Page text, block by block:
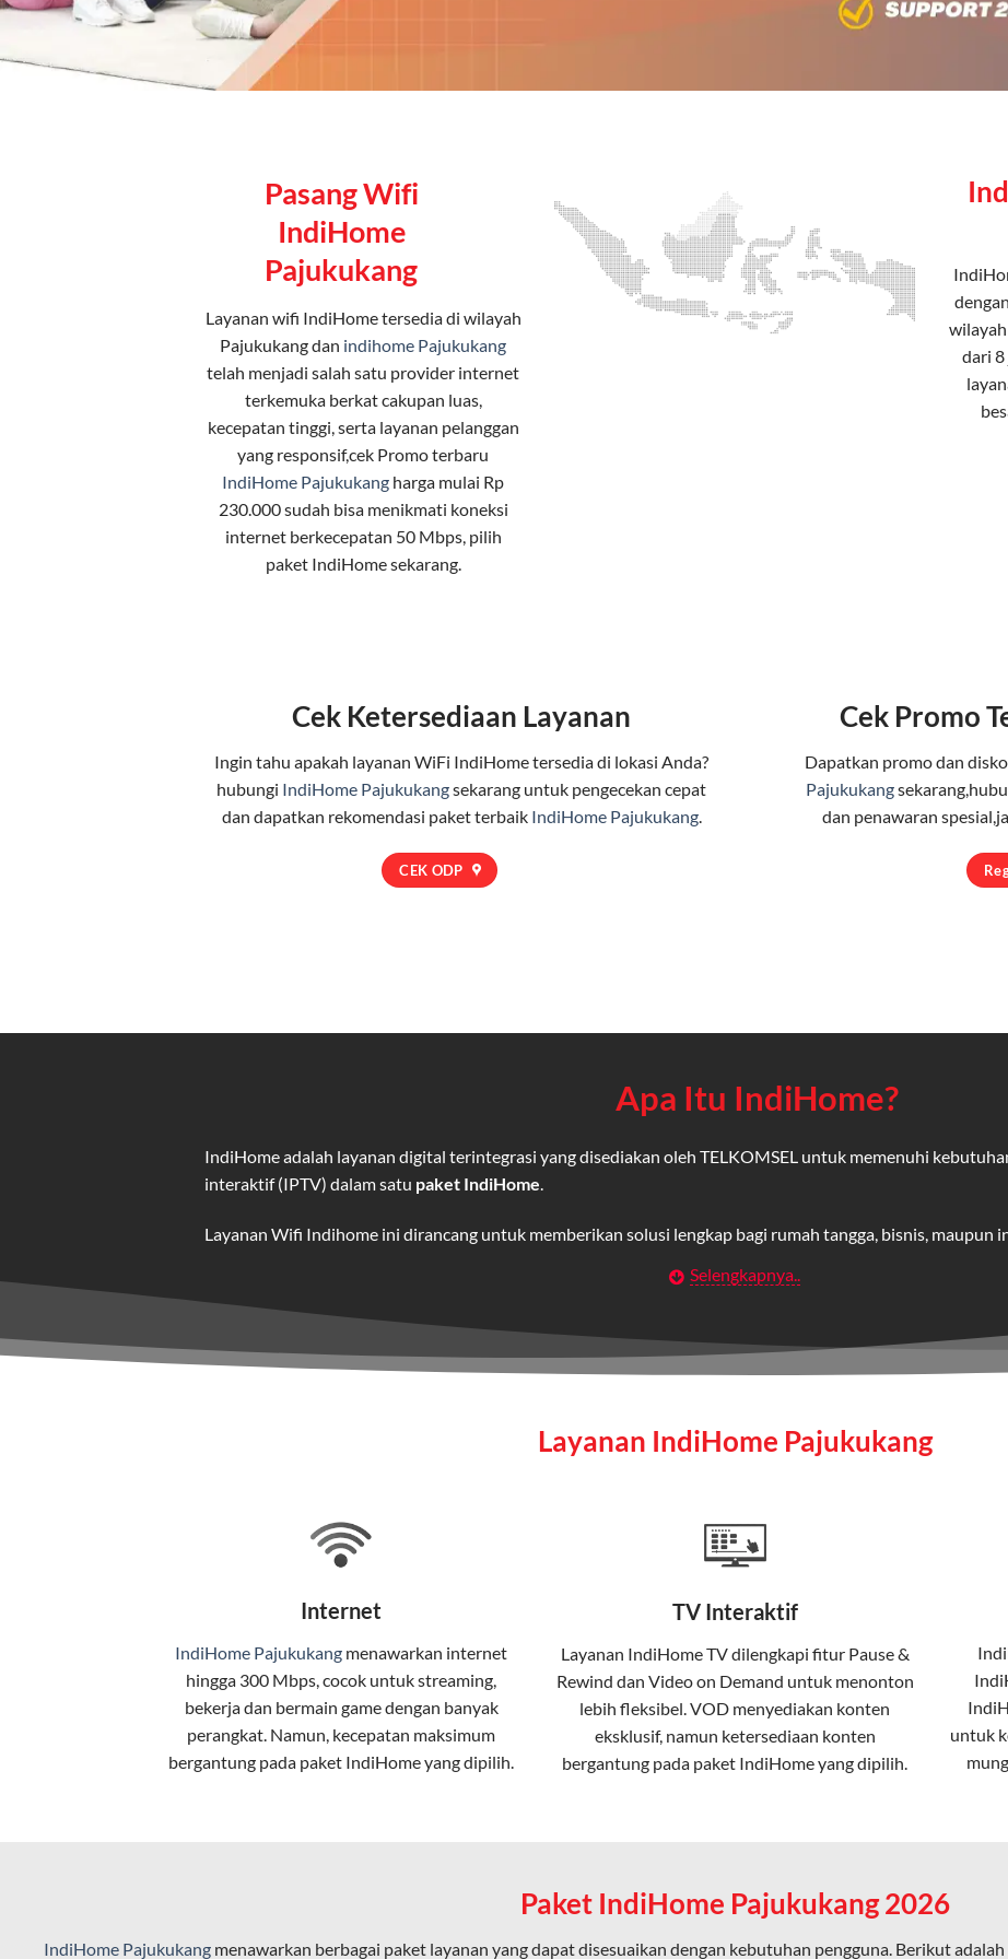
Pasang Wifi
IndiHome
Pajukukang
Layanan wifi IndiHometersedia di wilayah
Pajukukang dan indihome Pajukukang
telah menjadi salah satu provider internet
terkemuka berkat cakupan luas,
kecepatan tinggi, serta layanan pelanggan
yang responsif,cek Promo terbaru
IndiHome Pajukukang harga mulai Rp
230.000 sudah bisa menikmati koneksi
internet berkecepatan 50 Mbps, pilih
paket IndiHomesekarang.
dari 8
Cek Ketersediaan Layanan
Ingin tahu apakah layanan WiFi IndiHome tersedia di lokasi Anda?
hubungi IndiHome Pajukukangsekarang untuk pengecekan cepat
dan dapatkan rekomendasi paket terbaik IndiHome Pajukukang.
CEK ODP
Cek Promo
Dapatkan promo dan
Pajukukang
dan penawaran
Apa Itu IndiHome?
IndiHome adalah layanan digital terintegrasi yang disediakan oleh TELKOMSEL untuk memenuhi
interaktif (IPTV) dalam satu paket IndiHome
Layanan Wifi Indihome ini dirancang untuk memberikan solusi lengkap bagi rumah tangga, bisnis,
Wifi IndiHome adalah layananinternetberbasis fiber optic yang disediakan oleh Telkom Indonesia untuk
Teknologi di Balik WiFi IndiHome
pelanggan. Teknologi ini memiliki beberapa keunggulan:
Kecepatan Tinggi
Serat optik mampu mentransmisikan data dalam kecepatan tinggi hingga 1 Gbps, lebih cepat dibandingkan
Koneksi Stabil
Selengkapnya..
Layanan IndiHome Pajukukang
Internet
IndiHome Pajukukang menawarkan internet
hingga 300 Mbps, cocok untuk streaming,
bekerja dan bermain game dengan banyak
perangkat. Namun, kecepatan maksimum
bergantung pada paket IndiHome yang dipilih.
TV Interaktif
Layanan IndiHome TVdilengkapi fitur Pause &
Rewind dan Video on Demand untuk menonton
lebih fleksibel. VOD menyediakan konten
eksklusif, namun ketersediaan konten
bergantung pada paket IndiHome yang dipilih.
untuk
Paket IndiHome Pajukukang 2026
IndiHome Pajukukang menawarkan berbagai paket layanan yang dapat disesuaikan dengan kebutuhan pengguna. Berikut